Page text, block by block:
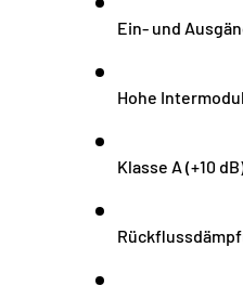
Ein- und
Hohe
Klasse A (+10